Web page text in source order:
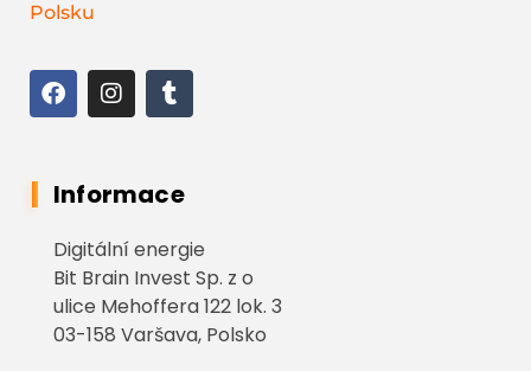
Polsku
Informace
Digitální energie
Bit Brain Invest Sp. z o
ulice Mehoffera 122 lok. 3
03-158 Varšava, Polsko